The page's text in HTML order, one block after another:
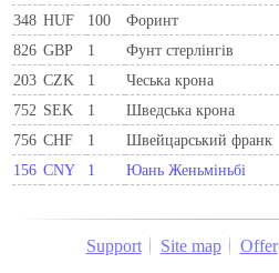
348 HUF 100 Форинт
826 GBP 1 Фунт стерлінгів
203 CZK 1 Чеська крона
752 SEK 1 Шведська крона
756 CHF 1 Швейцарський франк
156 CNY 1 Юань Женьміньбі
Support Site map Offer